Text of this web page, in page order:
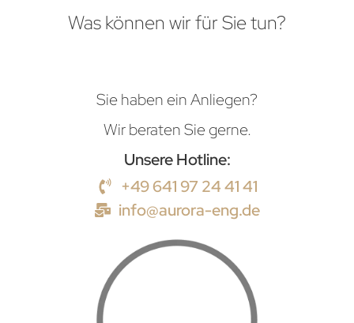
Was können wir für Sie tun?
Sie haben ein Anliegen?
Wir beraten Sie gerne.
Unsere Hotline:
+49 641 97 24 41 41
info@aurora-eng.de